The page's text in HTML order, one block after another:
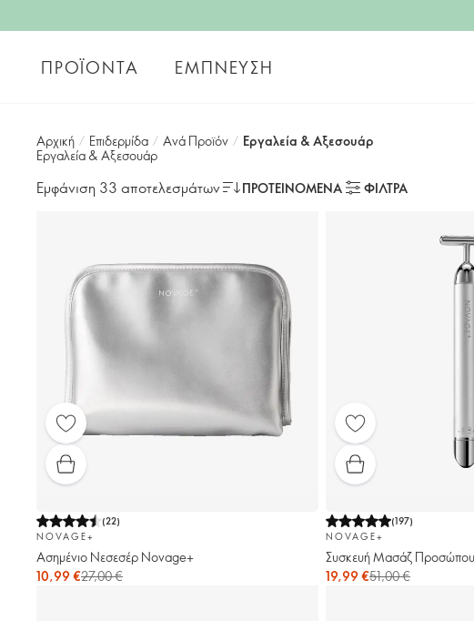
ΠΡΟΪΌΝΤΑ ΈΜΠΝΕΥΣΗ
Αρχική / Επιδερμίδα / Aνά Προϊόν / Εργαλεία & Αξεσουάρ
Εργαλεία & Αξεσουάρ
Εμφάνιση 33 αποτελεσμάτων ΠΡΟΤΕΙΝΌΜΕΝΑ ΦΙΛΤΡΑ
(22)
NOVAGE+
Ασημένιο Νεσεσέρ Novage+
10,99 €27,00 €
(197)
NOVAGE+
Συσκευή Μασάζ
19,99 €51,00 €